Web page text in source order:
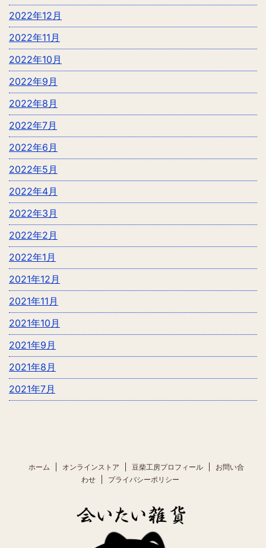
2022年12月
2022年11月
2022年10月
2022年9月
2022年8月
2022年7月
2022年6月
2022年5月
2022年4月
2022年3月
2022年2月
2022年1月
2021年12月
2021年11月
2021年10月
2021年9月
2021年8月
2021年7月
ホーム オンラインストア 豆柴工房プロフィール
お問い合
わせ
プライバシーポリシー